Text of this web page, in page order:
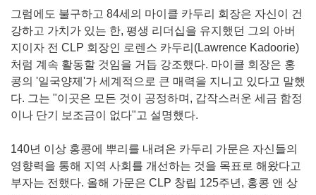
그럼에도 불구하고 84세의 마이클 카두리 회장은 자신이 건
강하고 가치가 있는 한, 평생 리더십을 유지했던 그의 아버
지이자 전 CLP 회장인 로렌스 카두리(Lawrence Kadoorie)
처럼 계속 활동할 것임을 거듭 강조했다. 마이클 회장은 홍
콩의 '일국양제'가 세계적으로 큰 매력을 지니고 있다고 말했
다. 그는 "이곳은 모든 것이 공정하며, 갑작스러운 세금 함정
이나 단기 보조금이 없다"고 설명했다.
140년 이상 홍콩에 뿌리를 내려온 카두리 가문은 자신들의
영향력을 통해 지역 사회를 개선하는 것을 목표로 해왔다고
부자는 전했다. 올해 가문은 CLP 창립 125주년, 홍콩 앤 상